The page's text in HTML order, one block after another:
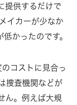
提供するだけで
イカーが少なか
かったのです。
コストに見合っ
捜査機関などが
ん。例えば大規